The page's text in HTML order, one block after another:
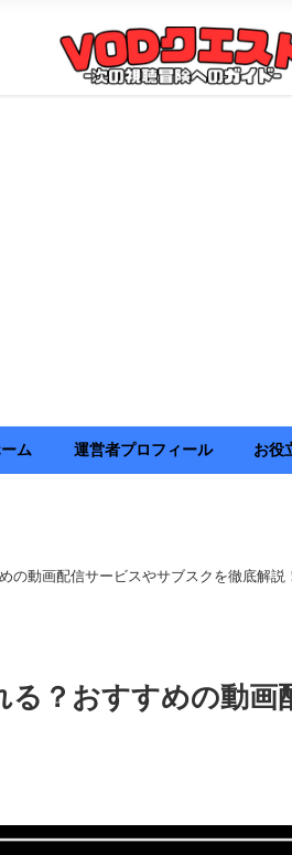
ム 運営者プロフィール お役
の動画配信サービスやサブスクを徹底解説
る？おすすめの動画